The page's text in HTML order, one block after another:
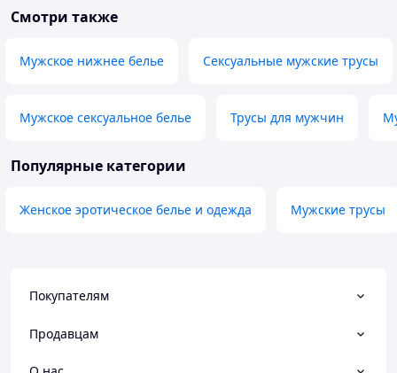
Смотри также
Мужское нижнее белье Сексуальные мужские трусы
Мужское сексуальное белье Трусы для мужчин
Популярные категории
Женское эротическое белье и одежда Мужские трусы
Покупателям
Продавцам